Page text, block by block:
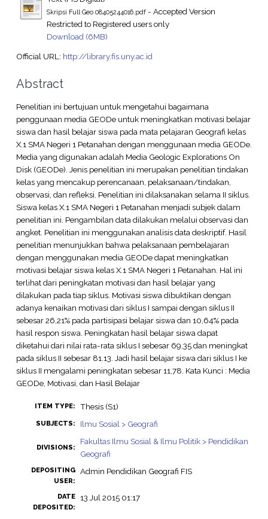
Skripsi Full Geo 08405244016.pdf- Accepted Version
Restricted to Registered users only
Download (6MB)
Official URL: http://library.fis.uny.ac.id
Abstract
Penelitian ini bertujuan untuk mengetahui bagaimana
penggunaan media GEODe untuk meningkatkan motivasi belajar
siswa dan hasil belajar siswa pada mata pelajaran Geografi kelas
X.1 SMA Negeri 1 Petanahan dengan menggunaan media GEODe.
Media yang digunakan adalah Media Geologic Explorations On
Disk (GEODe). Jenis penelitian ini merupakan penelitian tindakan
kelas yang mencakup perencanaan, pelaksanaan/tindakan,
observasi, dan refleksi. Penelitian ini dilaksanakan selama II siklus.
Siswa kelas X.1 SMA Negeri 1 Petanahan menjadi subjek dalam
penelitian ini. Pengambilan data dilakukan melalui observasi dan
angket. Penelitian ini menggunakan analisis data deskriptif. Hasil
penelitian menunjukkan bahwa pelaksanaan pembelajaran
dengan menggunakan media GEODe dapat meningkatkan
motivasi belajar siswa kelas X.1 SMA Negeri 1 Petanahan. Hal ini
terlihat dari peningkatan motivasi dan hasil belajar yang
dilakukan pada tiap siklus. Motivasi siswa dibuktikan dengan
adanya kenaikan motivasi dari siklus I sampai dengan siklus II
sebesar 26,21% pada partisipasi belajar siswa dan 10,64% pada
hasil respon siswa. Peningkatan hasil belajar siswa dapat
diketahui dari nilai rata-rata siklus I sebesar 69,35 dan meningkat
pada siklus II sebesar 81.13. Jadi hasil belajar siswa dari siklus I ke
siklus II mengalami peningkatan sebesar 11,78. Kata Kunci : Media
GEODe, Motivasi, dan Hasil Belajar
ITEM TYPE: Thesis (S1)
SUBJECTS: Ilmu Sosial > Geografi
DIVISIONS:
Fakultas Ilmu Sosial & Ilmu Politik > Pendidikan
Geografi
DEPOSITING
USER:
Admin Pendidikan Geografi FIS
DATE
DEPOSITED:
13 Jul 2015 01:17